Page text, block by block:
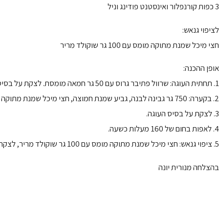
3 כפות קורנפלור ואינסטנט פודינג וניל
לציפוי גנאש:
חצי מיכל שמנת מתוקה מומס עם 100 גר שוקולד מריר
אופן ההכנה:
1. תחתית העוגה: שרוול פתיבר גרוס עם 50 גר חמאה מומסת. לצקת על בסיס העוגה. תבנית 24.
2. בקערה: 750 גר גבינה לבנה, גביע שמנת חמוצה, חצי מיכל שמנת מתוקה (חצי נשמור לציפוי), 5 ביצים, כוס סוכר, כף גדושה של שוקולד לפי טעמכם, 3 כפות קורנפלור ואינסטנט פודינג וניל. לערבב היטב.
3. לצקת על בסיס העוגה.
4. לאפות בחום של 160 מעלות כשעה.
5. ציפוי גנאש: חצי מיכל שמנת מתוקה מומס עם 100 גר שוקולד מריר, לצקת מעל לעוגה.
בהצלחה מנורית יונה